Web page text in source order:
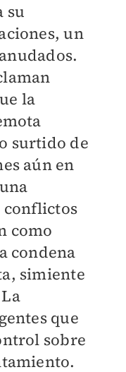
su
un
la
surtido de
aún en
conflictos
como
condena
simiente
que
sobre